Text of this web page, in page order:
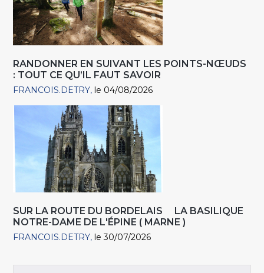
RANDONNER EN SUIVANT LES POINTS-NŒUDS
: TOUT CE QU’IL FAUT SAVOIR
FRANCOIS.DETRY le 04/08/2026
SUR LA ROUTE DU BORDELAIS LA BASILIQUE
NOTRE-DAME DE L'ÉPINE ( MARNE )
FRANCOIS.DETRY le 30/07/2026